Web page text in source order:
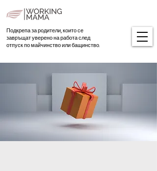
Подкрепа за родители, които се
завръщат уверено на работа след
отпуск по майчинство или бащинство.